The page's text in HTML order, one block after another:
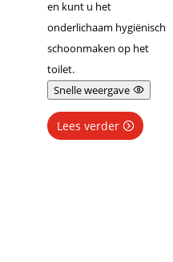
en kunt u het
onderlichaam hygiënisch
schoonmaken op het
toilet.
Snelle weergave
Lees verder